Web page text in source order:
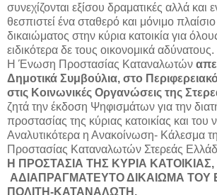
συνεχίζονται εξίσου δραματικές αλλά και
θεσπιστεί ένα σταθερό και μόνιμο
δικαιώματος στην κύρια κατοικία για
ειδικότερα δε τους οικονομικά αδύνατους.
Η Ένωση Προστασίας Καταναλωτών
Δημοτικά Συμβούλια, στο
στις Κοινωνικές Οργανώσεις της
ζητά την έκδοση Ψηφισμάτων για την
προστασίας της κύριας κατοικίας και του
Αναλυτικότερα η Ανακοίνωση- Κάλεσμα
Προστασίας Καταναλωτών Στερεάς
Η ΠΡΟΣΤΑΣΙΑ ΤΗΣ ΚΥΡΙΑ ΚΑΤΟΙΚΙΑΣ,
ΑΔΙΑΠΡΑΓΜΑΤΕΥΤΟ ΔΙΚΑΙΩΜΑ ΤΟΥ
ΠΟΛΙΤΗ-ΚΑΤΑΝΑΛΩΤΗ.